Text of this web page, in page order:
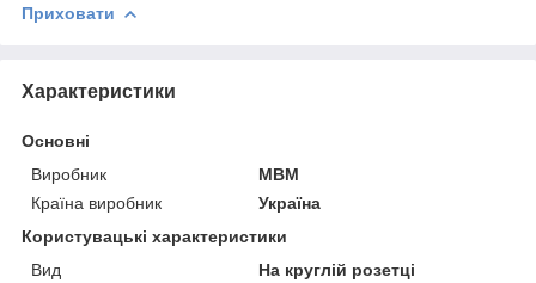
Приховати
Характеристики
Основні
Виробник
МВМ
Країна виробник
Україна
Користувацькі характеристики
Вид
На круглій розетці